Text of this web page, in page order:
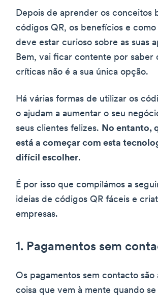
Depois de aprender os conceitos
códigos QR, os benefícios e
deve estar curioso sobre as suas
Bem, vai ficar contente por saber
críticas não é a sua única opção.
Há várias formas de utilizar os
o ajudam a aumentar o seu
seus clientes felizes. No entanto,
está a começar com esta
difícil escolher.
É por isso que compilámos a
ideias de códigos QR fáceis e
empresas.
1. Pagamentos sem
Os pagamentos sem contacto são
coisa que vem à mente quando se